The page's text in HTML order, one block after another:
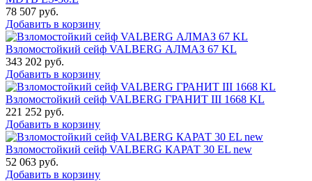
78 507 руб.
Добавить в корзину
Взломостойкий сейф VALBERG АЛМАЗ 67 KL
343 202 руб.
Добавить в корзину
Взломостойкий сейф VALBERG ГРАНИТ III 1668 KL
221 252 руб.
Добавить в корзину
Взломостойкий сейф VALBERG КАРАТ 30 EL new
52 063 руб.
Добавить в корзину